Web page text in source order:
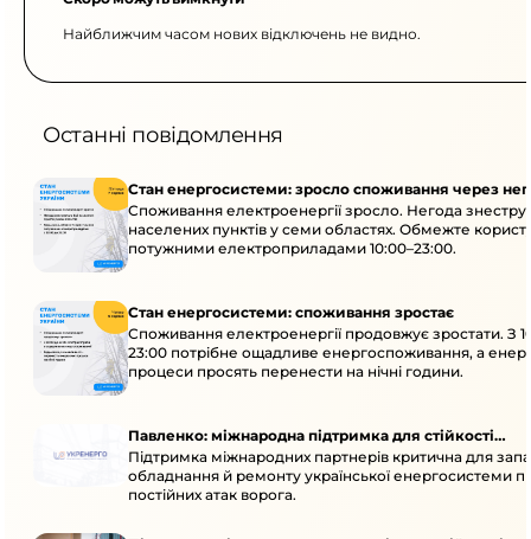
Найближчим часом нових відключень не видно.
Останні повідомлення
Стан енергосистеми: зросло споживання через
Споживання електроенергії зросло. Негода
населених пунктів у семи областях. Обмежте
потужними електроприладами 10:00–23:00.
Стан енергосистеми: споживання зростає
Споживання електроенергії продовжує зростати. З
23:00 потрібне ощадливе енергоспоживання, а
процеси просять перенести на нічні години.
Павленко: міжнародна підтримка для стійкості
енергосистеми
Підтримка міжнародних партнерів критична для
обладнання й ремонту української енергосистеми
постійних атак ворога.